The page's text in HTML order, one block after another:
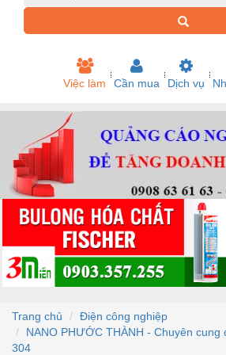
Việc làm Cần mua Dịch vụ
Trang chủ
Điện công nghiệp
NANO PHƯỚC THÀNH - Chuyên
304